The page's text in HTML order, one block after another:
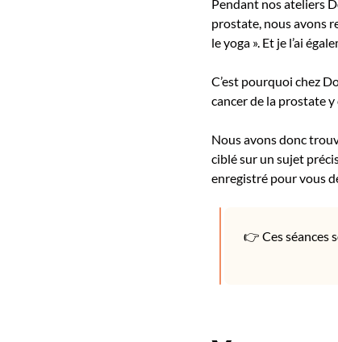
Pendant nos ateliers
prostate, nous avons
le yoga ». Et je l’ai
C’est pourquoi chez
cancer de la prostate
Nous avons donc
ciblé sur un sujet
enregistré pour vous
👉 Ces séances